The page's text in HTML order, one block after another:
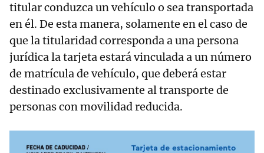
titular conduzca un vehículo o sea transportada
en él. De esta manera, solamente en el caso de
que la titularidad corresponda a una persona
jurídica la tarjeta estará vinculada a un número
de matrícula de vehículo, que deberá estar
destinado exclusivamente al transporte de
personas con movilidad reducida.